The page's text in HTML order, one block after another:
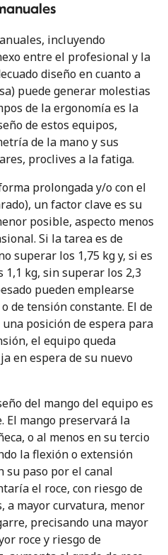
incluyendo
entre el profesional y la
diseño en cuanto a
puede generar molestias
de la ergonomía es la
de estos equipos,
de la mano y sus
proclives a la fatiga.
prolongada y/o con el
un factor clave es su
posible, aspecto menos
Si la tarea es de
superar los 1,75 kg y, si es
1,1 kg, sin superar los 2,3
pueden emplearse
de tensión constante. El de
posición de espera para
el equipo queda
en espera de su nuevo
del mango del equipo es
El mango preservará la
o al menos en su tercio
la flexión o extensión
su paso por el canal
el roce, con riesgo de
a mayor curvatura, menor
precisando una mayor
roce y riesgo de